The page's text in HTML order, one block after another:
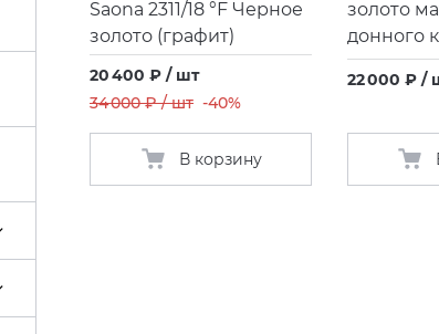
Saona 2311/18 °F Черное
золото (графит)
20 400 ₽ / шт
34 000 ₽ / шт -40%
В корзину
золото
донного
22 000 ₽ /